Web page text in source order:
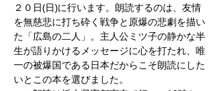
２０日(日)に行います。朗読するのは、友情
を無慈悲に打ち砕く戦争と原爆の悲劇を描い
た「広島の二人」。主人公ミツ子の静かな半
生が語りかけるメッセージに心を打たれ、唯
一の被爆国である日本だからこそ朗読にした
いとこの本を選びました。